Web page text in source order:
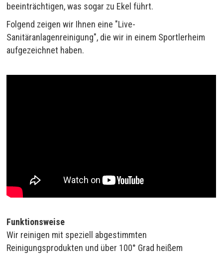
beeinträchtigen, was sogar zu Ekel führt.
Folgend zeigen wir Ihnen eine "Live-
Sanitäranlagenreinigung", die wir in einem Sportlerheim
aufgezeichnet haben.
Funktionsweise
Wir reinigen mit speziell abgestimmten
Reinigungsprodukten und über 100° Grad heißem